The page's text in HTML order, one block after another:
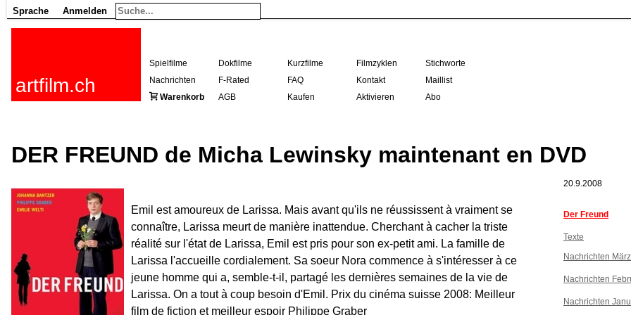
Sprache Anmelden
artfilm.ch
Spielfilme Dokfilme Kurzfilme Filmzyklen
Stichworte
Nachrichten
F-Rated FAQ Kontakt
Maillist
Warenkorb
AGB Kaufen Aktivieren Abo
DER FREUND de Micha Lewinsky maintenant en DVD
20.9.2008
Der Freund
Texte
Nachrichten
Nachrichten
Nachrichten
Emil est amoureux de Larissa. Mais avant qu'ils ne réussissent à vraiment se
connaître, Larissa meurt de manière inattendue. Cherchant à cacher la triste
réalité sur l'état de Larissa, Emil est pris pour son ex-petit ami. La famille de
Larissa l'accueille cordialement. Sa soeur Nora commence à s'intéresser à ce
jeune homme qui a, semble-t-il, partagé les dernières semaines de la vie de
Larissa. On a tout à coup besoin d'Emil. Prix du cinéma suisse 2008: Meilleur
film de fiction et meilleur espoir Philippe Graber